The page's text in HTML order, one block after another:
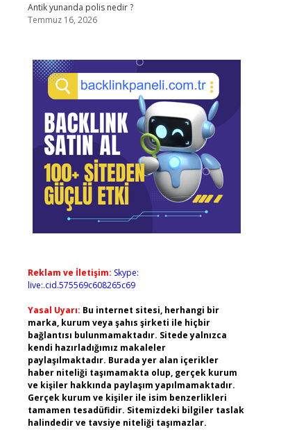
Antik yunanda polis nedir ?
Temmuz 16, 2026
Reklam ve İletişim: Skype:
live:.cid.575569c608265c69
Yasal Uyarı: Bu internet sitesi, herhangi bir
marka, kurum veya şahıs şirketi ile hiçbir
bağlantısı bulunmamaktadır. Sitede yalnızca
kendi hazırladığımız makaleler
paylaşılmaktadır. Burada yer alan içerikler
haber niteliği taşımamakta olup, gerçek kurum
ve kişiler hakkında paylaşım yapılmamaktadır.
Gerçek kurum ve kişiler ile isim benzerlikleri
tamamen tesadüfidir. Sitemizdeki bilgiler taslak
halindedir ve tavsiye niteliği taşımazlar.